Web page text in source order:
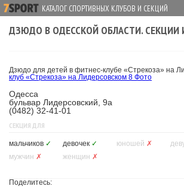
КАТАЛОГ СПОРТИВНЫХ КЛУБОВ И СЕКЦИЙ
ДЗЮДО В ОДЕССКОЙ ОБЛАСТИ.
Дзюдо для детей в фитнес-клубе «Стрекоза» на
клуб «Стрекоза» на Лидерсовском 8 Фото
Одесса
бульвар Лидерсовский, 9а
(0482) 32-41-01
СЕКЦИЯ ДЛЯ
мальчиков ✓ девочек ✓ юношей ✗
мужчин ✗ женщин ✗
Поделитесь: